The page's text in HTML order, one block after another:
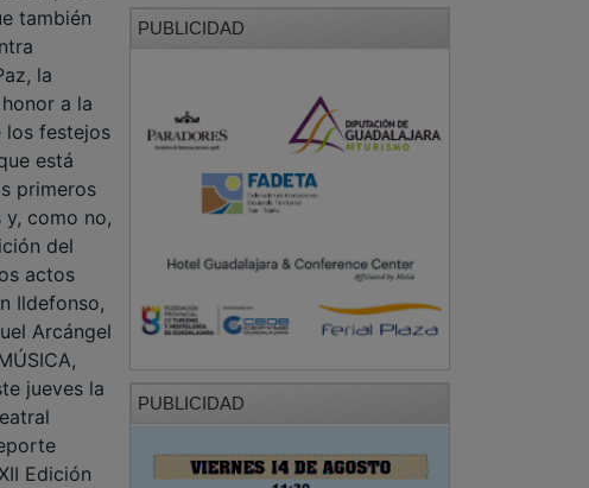
también
la
honor a la
los festejos
está
primeros
como no,
del
actos
Ildefonso,
Arcángel
jueves la
Edición
PUBLICIDAD
PUBLICIDAD